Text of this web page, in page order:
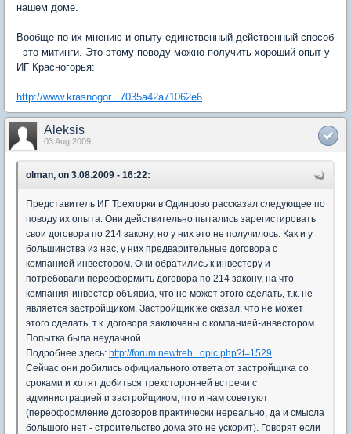
нашем доме.
Вообще по их мнению и опыту единственный действенный способ
- это митинги. Это этому поводу можно получить хороший опыт у
ИГ Красногорья:
http://www.krasnogor...7035a42a71062e6
Aleksis
03 Aug 2009
olman, on 3.08.2009 - 16:22:
Представитель ИГ Трехгорки в Одинцово рассказал следующее по
поводу их опыта. Они действительно пытались зарегистировать
свои договора по 214 закону, но у них это не получилось. Как и у
большинства из нас, у них предварительные договора с
компанией инвестором. Они обратились к инвестору и
потребовали переоформить договора по 214 закону, на что
компания-инвестор объявиа, что не может этого сделать, т.к. не
является застройщиком. Застройщик же сказал, что не может
этого сделать, т.к. договора заключены с компанией-инвестором.
Попытка была неудачной.
Подробнее здесь: http://forum.newtreh...opic.php?t=1529
Сейчас они добились официального ответа от застройщика со
сроками и хотят добиться трехсторонней встречи с
администрацией и застройщиком, что и нам советуют
(переоформление договоров практически нереально, да и смысла
большого нет - строительство дома это не ускорит). Говорят если